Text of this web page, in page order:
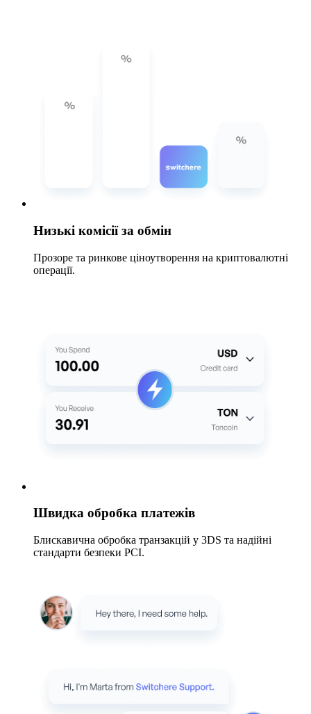
Низькі комісії за обмін
Прозоре та ринкове ціноутворення на криптовалютні
операції.
Швидка обробка платежів
Блискавична обробка транзакцій у 3DS та надійні
стандарти безпеки PCI.